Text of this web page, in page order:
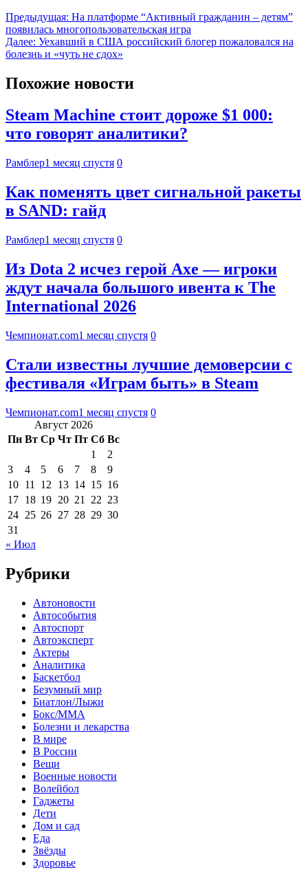
Предыдущая: На платформе “Активный гражданин – детям”
появилась многопользовательская игра
Далее: Уехавший в США российский блогер пожаловался на
болезнь и «чуть не сдох»
Похожие новости
Steam Machine стоит дороже $1 000:
что говорят аналитики?
Рамблер1 месяц спустя 0
Как поменять цвет сигнальной ракеты
в SAND: гайд
Рамблер1 месяц спустя 0
Из Dota 2 исчез герой Axe — игроки
ждут начала большого ивента к The
International 2026
Чемпионат.com1 месяц спустя 0
Стали известны лучшие демоверсии с
фестиваля «Играм быть» в Steam
Чемпионат.com1 месяц спустя 0
Август 2026
Пн Вт Ср Чт Пт Сб Вс
1
2
3
4 5 6 7 8
9
10 11 12 13 14 15 16
17 18 19 20 21 22 23
24 25 26 27 28 29 30
31
« Июл
Рубрики
Автоновости
Автособытия
Автоспорт
Автоэксперт
Актеры
Аналитика
Баскетбол
Безумный мир
Биатлон/Лыжи
Бокс/MMA
Болезни и лекарства
В мире
В России
Вещи
Военные новости
Волейбол
Гаджеты
Дети
Дом и сад
Еда
Звёзды
Здоровье